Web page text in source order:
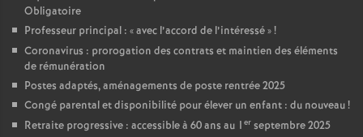
Obligatoire
Professeur principal : «avec l’accord de l’intéressé»!
Coronavirus : prorogation des contrats et maintien des éléments
de rémunération
Postes adaptés, aménagements de poste rentrée 2025
Congé parental et disponibilité pour élever un enfant : du nouveau!
Retraite progressive : accessible à 60 ans au 1 er septembre 2025